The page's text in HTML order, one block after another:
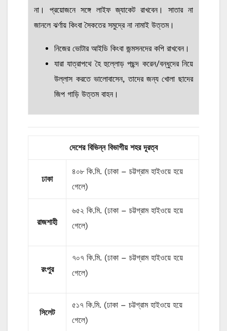
না। প্রয়োজনে সঙ্গে লাইফ জ্যাকেট রাখবেন। সাতার না
জানলে ঝর্ণায় কিংবা সৈকতের সমুদ্রে না নামাই উত্তম।
নিজের ভোটার আইডি কিংবা জন্মসনদের কপি রাখবেন।
যারা যাত্রাপথে হৈ হুল্লোড় পছন্দ করেন/বন্ধুদের নিয়ে
উল্লাস করতে ভালোবাসেন, তাদের জন্য খোলা ছাদের
জিপ গাড়ি উত্তম বাহন।
দেশের বিভিন্ন বিভাগীয় শহর দূরত্ব
ঢাকা
৪০৮ কি.মি. (ঢাকা – চট্টগ্রাম হাইওয়ে হয়ে
গেলে)
রাজশাহী
৬৫২ কি.মি. (ঢাকা – চট্টগ্রাম হাইওয়ে হয়ে
গেলে)
রংপুর
৭০৭ কি.মি. (ঢাকা – চট্টগ্রাম হাইওয়ে হয়ে
গেলে)
সিলেট
৫১৭ কি.মি. (ঢাকা – চট্টগ্রাম হাইওয়ে হয়ে
গেলে)